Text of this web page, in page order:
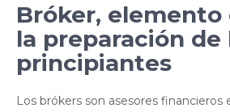
Bróker, elemento
la preparación de
principiantes
Los brókers son asesores financieros